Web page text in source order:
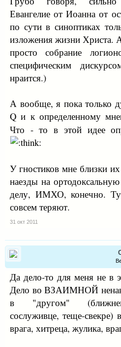
Евангелие от Иоанна от
по сути в синоптиках
изложения жизни Христа.
просто собрание
специфическим
нраится.)
А вообще, я пока только
Q и к определенному
Что - то в этой идее
У гностиков мне близки
наезды на
делу, ИМХО, конечно.
совсем теряют.
31 окт 2011
Да дело-то для меня не в
Дело во ВЗАИМНОЙ
в "другом"
сослуживце, теще-свекре)
врага, хитреца, жулика,